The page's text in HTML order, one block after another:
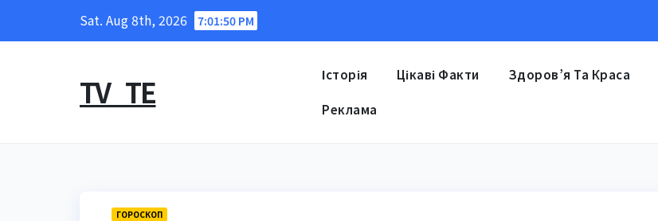
Sat. Aug 8th, 2026 7:01:51 PM
TV_TE Історія Цікаві Факти Здоров’я Та Краса
Реклама
ГОРОСКОП